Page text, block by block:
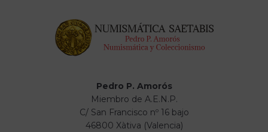
Pedro P. Amorós
Miembro de A.E.N.P.
C/ San Francisco nº 16 bajo
46800 Xàtiva (Valencia)